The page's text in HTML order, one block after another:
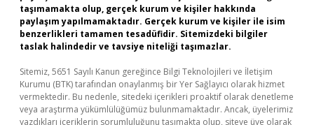
taşımamakta olup, gerçek kurum ve kişiler hakkında
paylaşım yapılmamaktadır. Gerçek kurum ve kişiler ile isim
benzerlikleri tamamen tesadüfidir. Sitemizdeki bilgiler
taslak halindedir ve tavsiye niteliği taşımazlar.
Sitemiz, 5651 Sayılı Kanun gereğince Bilgi Teknolojileri ve İletişim
Kurumu (BTK) tarafından onaylanmış bir Yer Sağlayıcı olarak hizmet
vermektedir. Bu nedenle, sitedeki içerikleri proaktif olarak denetleme
veya araştırma yükümlülüğümüz bulunmamaktadır. Ancak, üyelerimiz
yazdıkları içeriklerin sorumluluğunu taşımakta olup, siteye üye olarak